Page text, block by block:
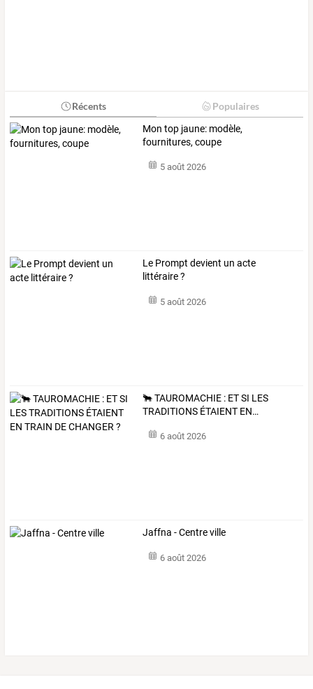
Récents Populaires
Mon top jaune: modèle,
fournitures, coupe
5 août 2026
Le Prompt devient un acte
littéraire ?
5 août 2026
🐂TAUROMACHIE : ETSI LES
TRADITIONS ÉTAIENT EN…
6 août 2026
Jaffna - Centre ville
6 août 2026